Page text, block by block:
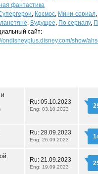
фантастика
, Космос, Мини-сериал,
, Будущее, По сериалу,
сайт:
ondisneyplus.disney.com/show/
Ru: 05.10.2023
Eng: 03.10.2023
Ru: 28.09.2023
Eng: 26.09.2023
Ru: 21.09.2023
Eng: 19.09.2023